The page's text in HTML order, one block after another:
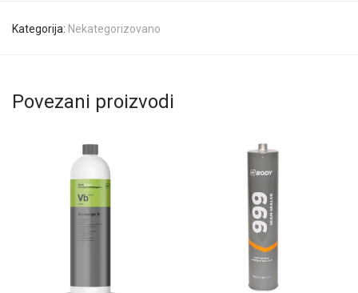
Kategorija: Nekategorizovano
Povezani proizvodi